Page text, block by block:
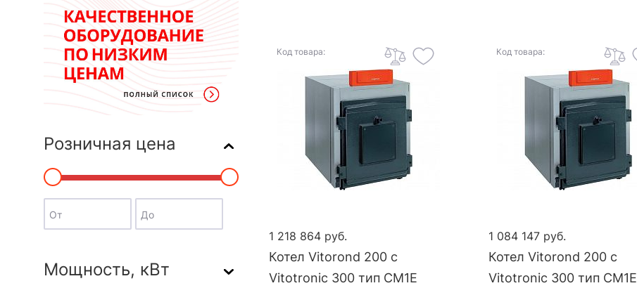
Розничная цена
От До
Мощность, кВт
Код товара:
1 218 864 руб.
Котел Vitorond 200 с
Vitotronic 300 тип CM1E
Код товара:
1 084 147 руб.
Котел Vitorond 200 с
Vitotronic 300 тип CM1E